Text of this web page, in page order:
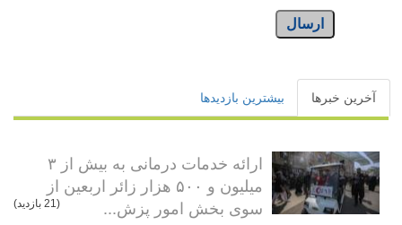
ارسال
آخرین خبرها بیشترین بازدیدها
ارائه خدمات درمانی به بیش از ۳
میلیون و ۵۰۰ هزار زائر اربعین از
سوی بخش امور پزش...
(21 بازدید)